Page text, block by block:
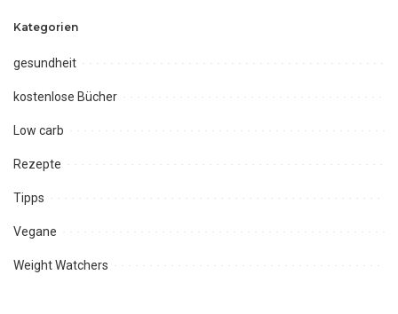
Kategorien
gesundheit
kostenlose Bücher
Low carb
Rezepte
Tipps
Vegane
Weight Watchers